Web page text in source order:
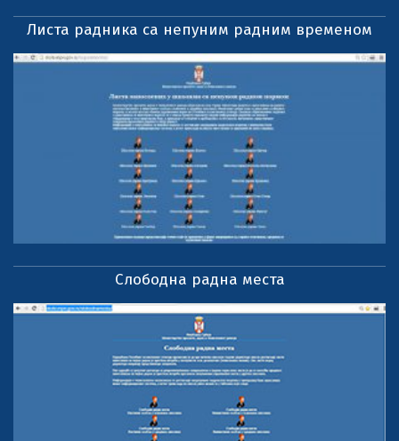
Листа радника са непуним радним временом
Слободна радна места